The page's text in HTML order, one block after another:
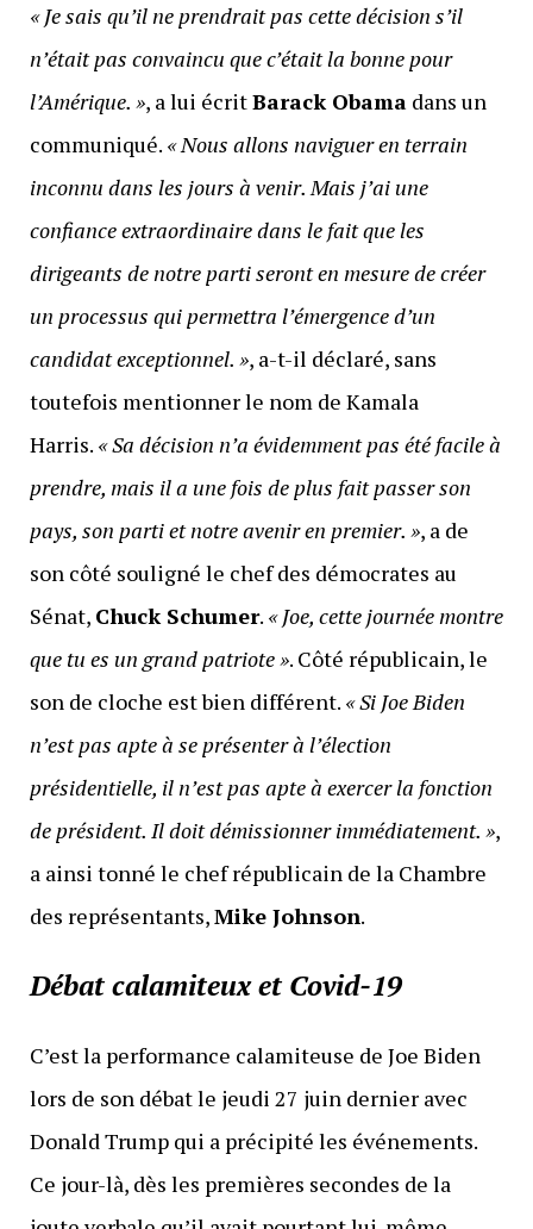
« Je sais qu’il ne prendrait pas cette décision s’il
n’était pas convaincu que c’était la bonne pour
l’Amérique. », a lui écritBarack Obamadans un
communiqué. « Nous allons naviguer en terrain
inconnu dans les jours à venir. Mais j’ai une
confiance extraordinaire dans le fait que les
dirigeants de notre parti seront en mesure de créer
un processus qui permettra l’émergence d’un
candidat exceptionnel. », a-t-il déclaré, sans
toutefois mentionner le nom de Kamala
Harris. « Sa décision n’a évidemment pas été facile à
prendre, mais il a une fois de plus fait passer son
pays, son parti et notre avenir en premier. », a de
son côté souligné le chef des démocrates au
Sénat, Chuck Schumer. « Joe, cette journée montre
que tu es un grand patriote ». Côté républicain, le
son de cloche est bien différent. « Si Joe Biden
n’est pas apte à se présenter à l’élection
présidentielle, il n’est pas apte à exercer la fonction
de président. Il doit démissionner immédiatement. »,
a ainsi tonné le chef républicain de la Chambre
des représentants,Mike Johnson.
Débat calamiteux et Covid-19
C’est la performance calamiteuse de Joe Biden
lors de son débat le jeudi 27 juin dernier avec
Donald Trump qui a précipité les événements.
Ce jour-là, dès les premières secondes de la